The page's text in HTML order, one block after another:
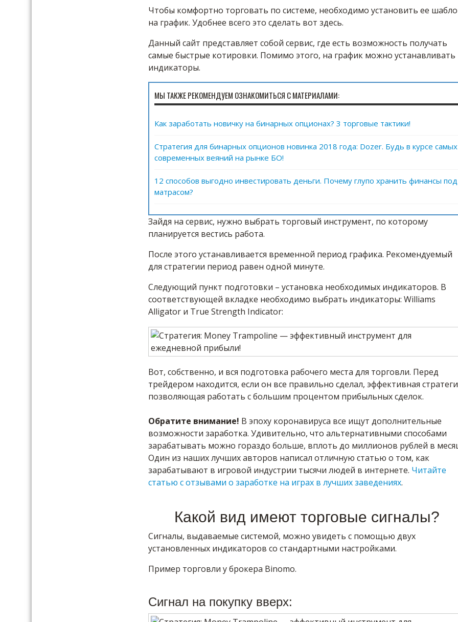
Чтобы комфортно торговать по системе, необходимо установить ее
на график. Удобнее всего это сделать вот здесь.
Данный сайт представляет собой сервис, где есть возможность получать
самые быстрые котировки. Помимо этого, на график можно устанавливать
индикаторы.
МЫ ТАКЖЕ РЕКОМЕНДУЕМ ОЗНАКОМИТЬСЯ С МАТЕРИАЛАМИ:
Как заработать новичку на бинарных опционах? 3 торговые тактики!
Стратегия для бинарных опционов новинка 2018 года: Dozer. Будь в курсе самых
современных веяний на рынке БО!
12 способов выгодно инвестировать деньги. Почему глупо хранить финансы под
матрасом?
Зайдя на сервис, нужно выбрать торговый инструмент, по которому
планируется вестись работа.
После этого устанавливается временной период графика. Рекомендуемый
для стратегии период равен одной минуте.
Следующий пункт подготовки – установка необходимых индикаторов. В
соответствующей вкладке необходимо выбрать индикаторы: Williams
Alligator и True Strength Indicator:
Вот, собственно, и вся подготовка рабочего места для торговли. Перед
трейдером находится, если он все правильно сделал, эффективная
позволяющая работать с большим процентом прибыльных сделок.
Обратите внимание! В эпоху коронавируса все ищут дополнительные
возможности заработка. Удивительно, что альтернативными способами
зарабатывать можно гораздо больше, вплоть до миллионов рублей в
Один из наших лучших авторов написал отличную статью о том, как
зарабатывают в игровой индустрии тысячи людей в интернете. Читайте
статью с отзывами о заработке на играх в лучших заведениях.
Какой вид имеют торговые сигналы?
Сигналы, выдаваемые системой, можно увидеть с помощью двух
установленных индикаторов со стандартными настройками.
Пример торговли у брокера Binomo.
Сигнал на покупку вверх: